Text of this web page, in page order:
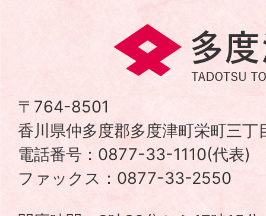
多
度
町
TADOTSU
TOWN
〒764-8501
香川県仲多度郡多度津町栄町三
電話番号：0877-33-1110(代表)
ファックス：0877-33-2550